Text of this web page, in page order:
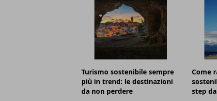
Turismo sostenibile sempre
più in trend: le destinazioni
da non perdere
Come
step